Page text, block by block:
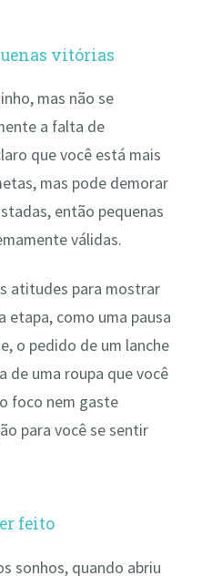
vitórias
mas não se
a falta de
que você está mais
mas pode demorar
então pequenas
válidas.
atitudes para mostrar
etapa, como uma pausa
o pedido de um lanche
de uma roupa que você
foco nem gaste
para você se sentir
feito
sonhos, quando abriu